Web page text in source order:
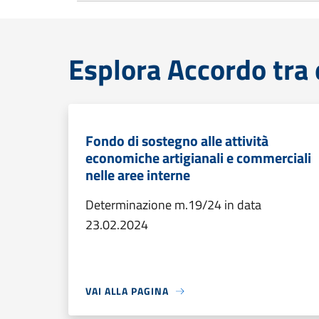
Esplora Accordo
Fondo di sostegno alle attività
economiche artigianali e commerciali
nelle aree interne
Determinazione m.19/24 in data
23.02.2024
VAI ALLA PAGINA